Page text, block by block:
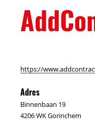
https://
Adres
Binnenbaan 19
4206 WK Gorinchem